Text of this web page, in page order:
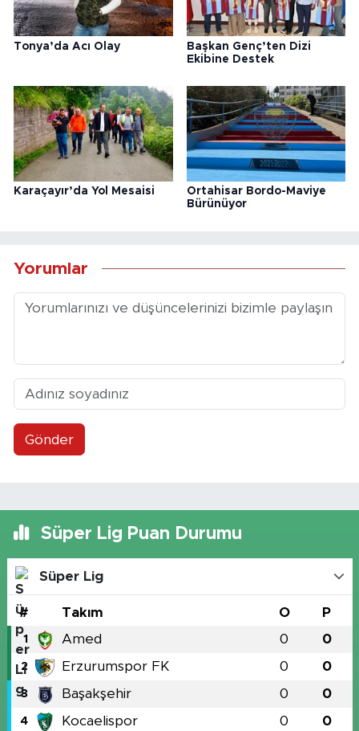
Tonya’da Acı Olay
Başkan Genç’ten Dizi
Ekibine Destek
Karaçayır’da Yol Mesaisi
Ortahisar Bordo-Maviye
Bürünüyor
Yorumlar
Gönder
Süper Lig Puan Durumu
Süper Lig
# Takım O P
1 Amed 0 0
2 Erzurumspor FK 0 0
3 Başakşehir 0 0
4 Kocaelispor 0 0